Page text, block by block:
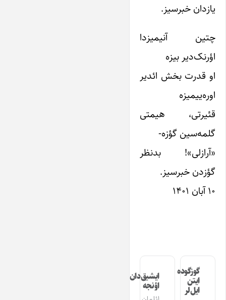
یازدان خبرسیز.
چتین آنیمیزدا
اؤرنک‌دیر بیزه
او قدرت بخش ائدیر
اوره‌ییمیزه
قئیرتی، هیمتی
گلمه‌سین گؤزه-
«آرازلی»! بدنظر
گؤزدن خبرسیز.
۱۰ آبان ۱۴۰۱
گوزگوده
ایتن
ایل‌لر
ایشیق‌دان
اؤنجه